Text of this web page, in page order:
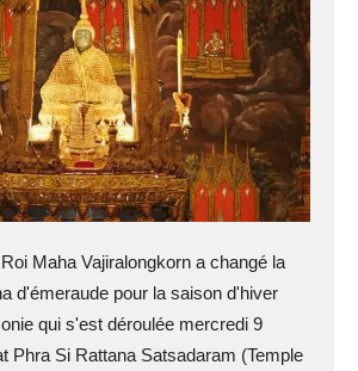
Maha Vajiralongkorn a changé la
d'émeraude pour la saison d'hiver
qui s'est déroulée mercredi 9
Phra Si Rattana Satsadaram (Temple